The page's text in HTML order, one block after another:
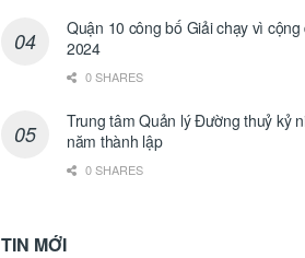
Quận 10 công bố Giải chạy vì
2024
0 SHARES
Trung tâm Quản lý Đường thuỷ kỷ
năm thành lập
0 SHARES
TIN MỚI